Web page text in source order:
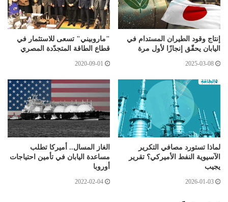
إنتاج وقود الطيران المستدام في
اليابان يحقّق إنجازًا لأول مرة
2025-03-08
"ماروبيني" تسعى للاستثمار في
قطاع الطاقة المتجدّدة المصري
2020-09-01
لماذا تستورد مصافي التكرير
الآسيوية النفط الأميركي؟ تقرير
يجيب
2026-01-03
الغاز المسال.. أميركا تطلب
مساعدة اليابان في تأمين احتياجات
أوروبا
2022-02-04